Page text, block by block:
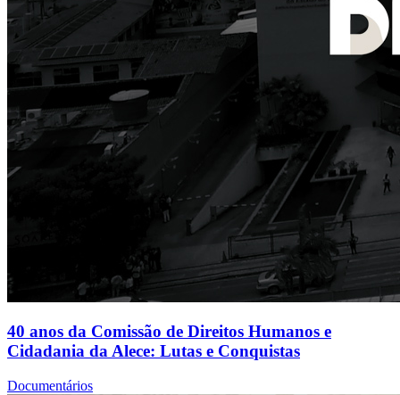
40 anos da Comissão de Direitos Humanos e
Cidadania da Alece: Lutas e Conquistas
Documentários